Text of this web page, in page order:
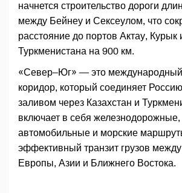
начнется строительство дороги
между Бейнеу и Сексеулом, что
расстояние до портов Актау, Курык
Туркменистана на 900 км.
«Север–Юг» — это международный
коридор, который соединяет
заливом через Казахстан и
включает в себя железнодорожные,
автомобильные и морские
эффективный транзит грузов
Европы, Азии и Ближнего Востока.